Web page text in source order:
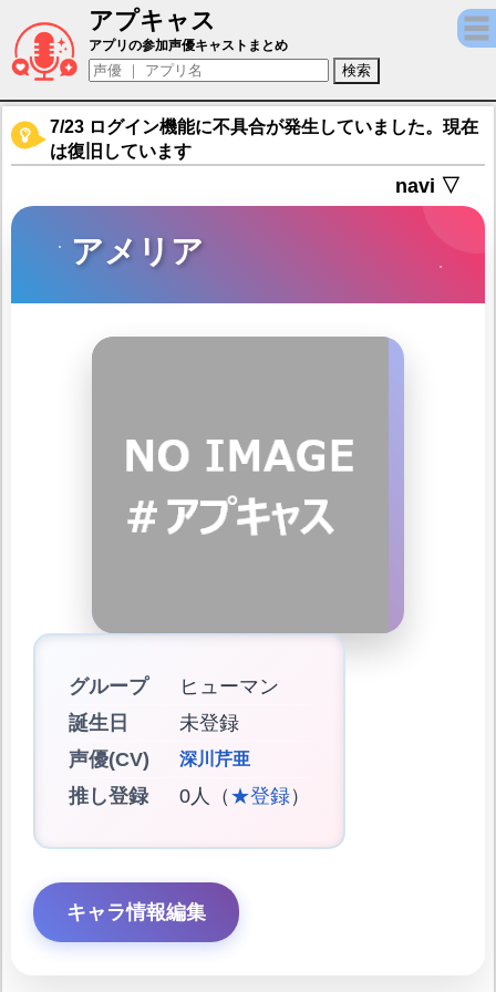
アプキャス
アメリア（声優：深川芹亜)【キャラバンス
アプリの参加声優キャストまとめ
7/23 ログイン機能に不具合が発生していました。現在
は復旧しています
navi ▽
アメリア
グループ
ヒューマン
誕生日
未登録
声優(CV)
深川芹亜
推し登録 0人（ ★登録）
キャラ情報編集